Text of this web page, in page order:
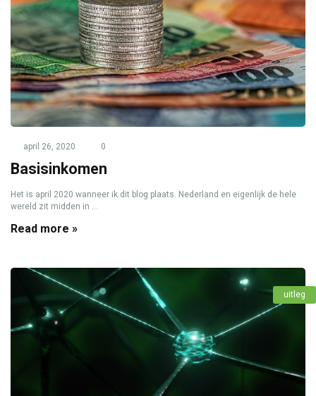
april 26, 2020 0
Basisinkomen
Het is april 2020 wanneer ik dit blog plaats. Nederland en eigenlijk de hele
wereld zit midden in ...
Read more »
uitleg